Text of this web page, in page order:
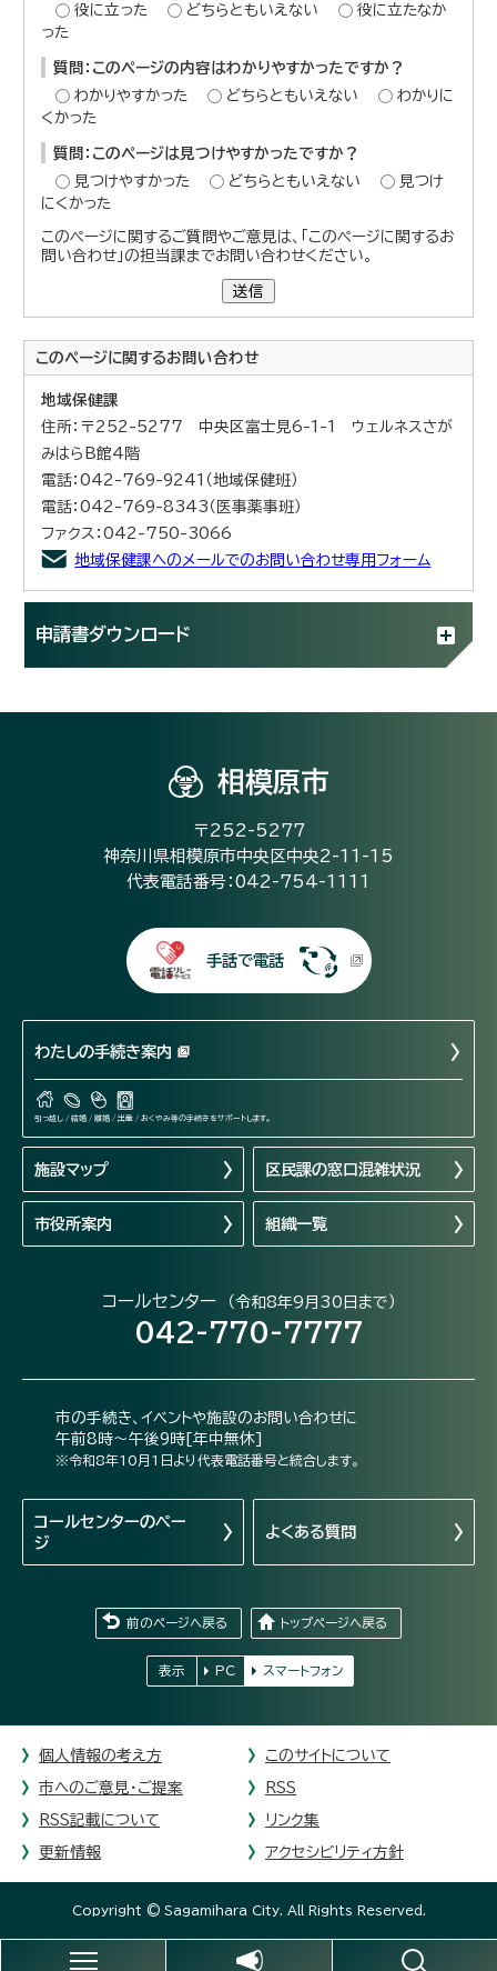
役に立った
どちらともいえない
役に立たなか
った
質問：このページの内容はわかりやすかったですか？
わかりやすかった
どちらともいえない
わかりに
くかった
質問：このページは見つけやすかったですか？
見つけやすかった
どちらともいえない
見つけ
にくかった
このページに関するご質問やご意見は、「このページに関するお
問い合わせ」の担当課までお問い合わせください。
送信
このページに関するお問い合わせ
地域保健課
住所：〒252-5277 中央区富士見6-1-1 ウェルネスさが
みはらB館4階
電話：042-769-9241（地域保健班）
電話：042-769-8343（医事薬事班）
ファクス：042-750-3066
地域保健課へのメールでのお問い合わせ専用フォーム
申請書ダウンロード
相模原市
〒252-5277
神奈川県相模原市中央区中央2-11-15
代表電話番号：042-754-1111
手話で電話
わたしの手続き案内
引っ越し / 結婚 / 離婚 / 出産 / おくやみ等の手続きをサポートします。
施設マップ 区民課の窓口混雑状況
市役所案内 組織一覧
コールセンター （令和8年9月30日まで）
042-770-7777
市の手続き、イベントや施設のお問い合わせに
午前8時～午後9時[年中無休]
※令和8年10月1日より代表電話番号と統合します。
コールセンターのペー
ジ
よくある質問
前のページへ戻る トップページへ戻る
表示 PC スマートフォン
個人情報の考え方 このサイトについて
市へのご意見・ご提案 RSS
RSS記載について リンク集
更新情報 アクセシビリティ方針
Copyright © Sagamihara City. All Rights Reserved.